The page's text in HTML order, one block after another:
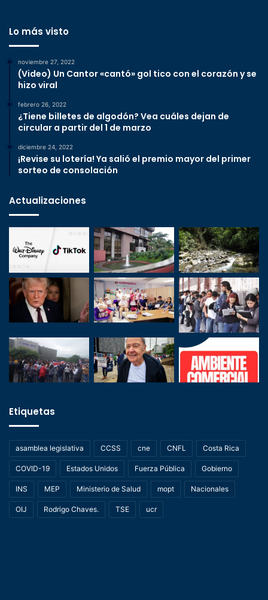
Lo más visto
noviembre 27, 2022
(Video) Un Cantor «cantó» gol tico con el corazón y se
hizo viral
febrero 26, 2022
¿Tiene billetes de algodón? Vea cuáles dejan de
circular a partir del 1 de marzo
diciembre 24, 2022
¡Revise su lotería! Ya salió el premio mayor del primer
sorteo de consolación
Actualizaciones
Etiquetas
asamblea legislativa CCSS cne CNFL Costa Rica
COVID-19 Estados Unidos Fuerza Pública Gobierno
INS MEP Ministerio de Salud mopt Nacionales
OIJ Rodrigo Chaves. TSE ucr